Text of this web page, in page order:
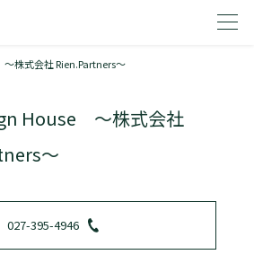
株式会社 Rien.Partners～
House ～株式会社
～
027-395-4946